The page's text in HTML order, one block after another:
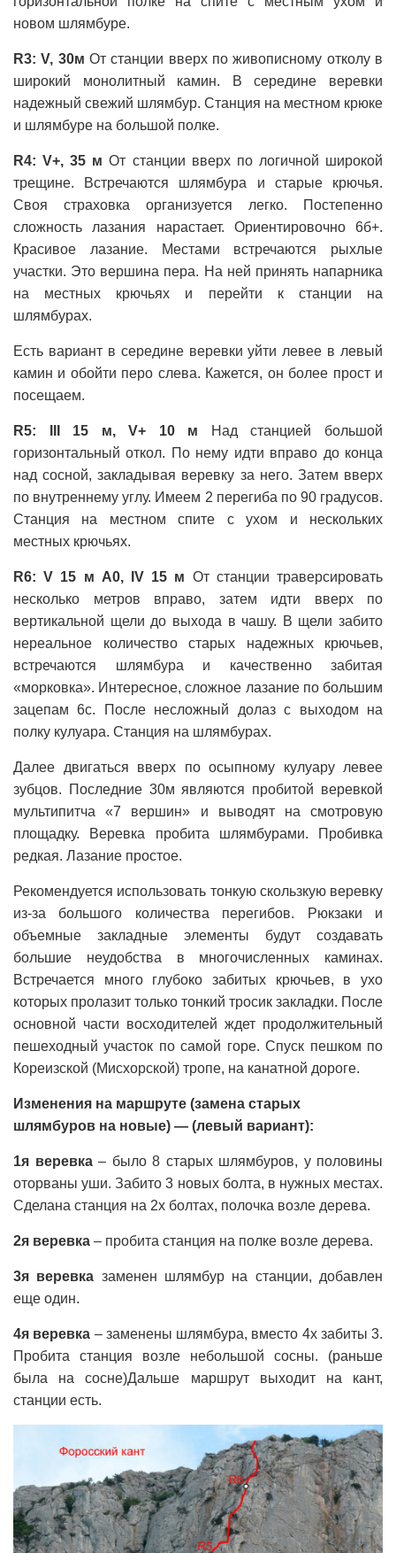
новом шлямбуре.
R3: V, 30м От станции вверх по живописному отколу в
широкий монолитный камин. В середине веревки
надежный свежий шлямбур. Станция на местном крюке
и шлямбуре на большой полке.
R4: V+, 35 м От станции вверх по логичной широкой
трещине. Встречаются шлямбура и старые крючья.
Своя страховка организуется легко. Постепенно
сложность лазания нарастает. Ориентировочно 6б+.
Красивое лазание. Местами встречаются рыхлые
участки. Это вершина пера. На ней принять напарника
на местных крючьях и перейти к станции на
шлямбурах.
Есть вариант в середине веревки уйти левее в левый
камин и обойти перо слева. Кажется, он более прост и
посещаем.
R5: III 15 м, V+ 10 м
Над станцией большой
горизонтальный откол. По нему идти вправо до конца
над сосной, закладывая веревку за него. Затем вверх
по внутреннему углу. Имеем 2 перегиба по 90 градусов.
Станция на местном спите с ухом и нескольких
местных крючьях.
R6: V 15 м A0, IV 15 м От станции траверсировать
несколько метров вправо, затем идти вверх по
вертикальной щели до выхода в чашу. В щели забито
нереальное количество старых надежных крючьев,
встречаются шлямбура и качественно забитая
«морковка». Интересное, сложное лазание по большим
зацепам 6с. После несложный долаз с выходом на
полку кулуара. Станция на шлямбурах.
Далее двигаться вверх по осыпному кулуару левее
зубцов. Последние 30м являются пробитой веревкой
мультипитча «7 вершин» и выводят на смотровую
площадку. Веревка пробита шлямбурами. Пробивка
редкая. Лазание простое.
Рекомендуется использовать тонкую скользкую веревку
из-за большого количества перегибов. Рюкзаки и
объемные закладные элементы будут создавать
большие неудобства в многочисленных каминах.
Встречается много глубоко забитых крючьев, в ухо
которых пролазит только тонкий тросик закладки. После
основной части восходителей ждет продолжительный
пешеходный участок по самой горе. Спуск пешком по
Кореизской (Мисхорской) тропе, на канатной дороге.
Изменения на маршруте (замена старых
шлямбуров на новые) — (левый вариант):
1я веревка– было 8 старых шлямбуров, у половины
оторваны уши. Забито 3 новых болта, в нужных местах.
Сделана станция на 2х болтах, полочка возле дерева.
2я веревка – пробита станция на полке возле дерева.
3я веревка заменен шлямбур на станции, добавлен
еще один.
4я веревка – заменены шлямбура, вместо 4х забиты 3.
Пробита станция возле небольшой сосны. (раньше
была на сосне)Дальше маршрут выходит на кант,
станции есть.